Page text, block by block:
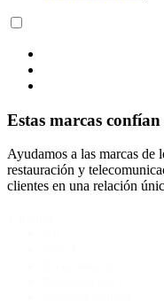
Estas marcas
Ayudamos a las marcas de
restauración y
clientes en una relación